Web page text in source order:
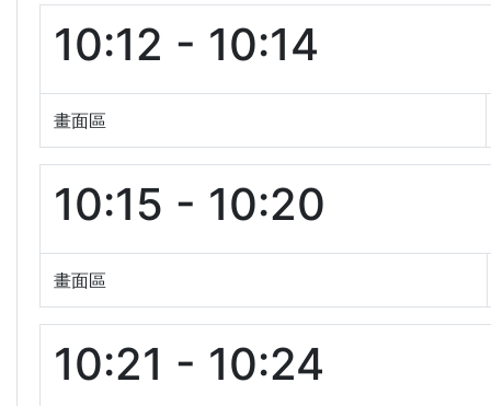
10:12 - 10:14
畫面區
10:15 - 10:20
畫面區
10:21 - 10:24